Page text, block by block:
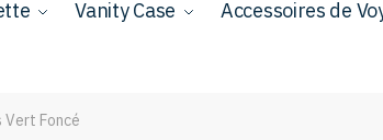
Vanity Case Accessoires de
Foncé